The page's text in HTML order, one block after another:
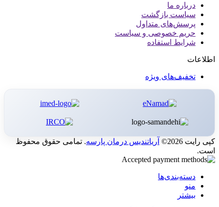
درباره ما
سیاست بازگشت
پرسش‌های متداول
حریم خصوصی و سیاست
شرایط استفاده
اطلاعات
تخفیف‌های ویژه
کپی رایت 2026© آریاتندیس درمان پارسه. تمامی حقوق محفوظ
است.
دسته‌بندی‌ها
منو
بیشتر